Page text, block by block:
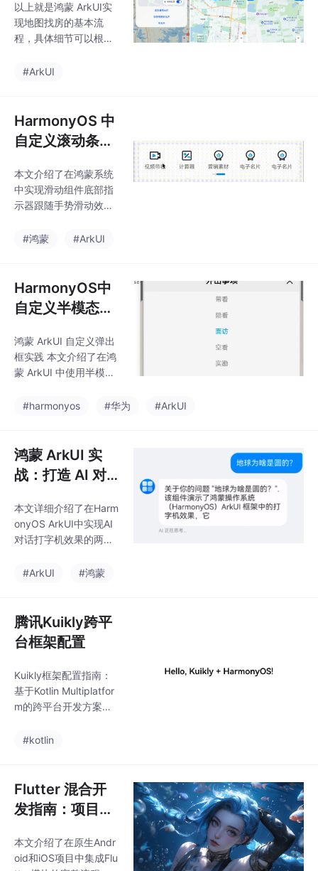
以上就是鸿蒙 ArkUI实
现地图找房的基本流
程，具体细节可以根据
自己想要的效果。目前
成图片，来展示，当Ma
rker比较多时，对性能
可能有一定的影响，可
展示当前屏幕内的 Mar
ker图，滑动移除屏幕外
的 marker，同时记录已
每次都要重新生成 mar
#ArkUI
HarmonyOS 中
自定义滚动条实
本文介绍了在鸿蒙系统
中实现滑动组件底部指
示器跟随手势滑动效果
ctIndicator组件，使用
动态设置进度条的左边
距来实现滑动效果。关
键点包括：1) 使用Rect
听Scroll组件的onDidSc
roll事件获取滑动偏移
量；3) 通过计算比例关
置；4) 使用@State注
#鸿蒙 #ArkUI
HarmonyOS中
自定义半模态弹
鸿蒙 ArkUI 自定义弹出
框实践 本文介绍了在鸿
蒙 ArkUI 中使用半模态
方案。通过对比发现，
弹窗仅作用于视图层，
动画效果更符合预期。
文章详细展示了如何使
方库中的 DialogHelper
类创建底部列表弹窗，
包括参数配置、自定义
重点说明了 BottomList
#harmonyos #华为 #ArkUI
鸿蒙 ArkUI 实
战：打造 AI 对
果
本文详细介绍了在Harm
onyOS ArkUI中实现AI
对话打字机效果的两种
真实服务端流式。核心
@ObjectLink机制避免
闪烁问题。文章提供了
完整实现代码，包括数
组件和主聊天界面，并
针对两种场景分别给出
了实现方法：场景A使
果，场景B直接监听网
见问题
#ArkUI #鸿蒙
腾讯Kuikly跨平
台框架配置
Kuikly框架配置指南：
基于Kotlin Multiplatfor
m的跨平台开发方案需
建和平台配置三步。关
d Studio、DevEco Stu
dio 5.1.0+、HarmonyO
S SDK API≥18）；2）
板；3）在共享模块添
加Kuikly核心依赖；4）
#kotlin
Flutter 混合开
发指南：项目打
id/iOS 集成
本文介绍了在原生Andr
oid和iOS项目中集成Flu